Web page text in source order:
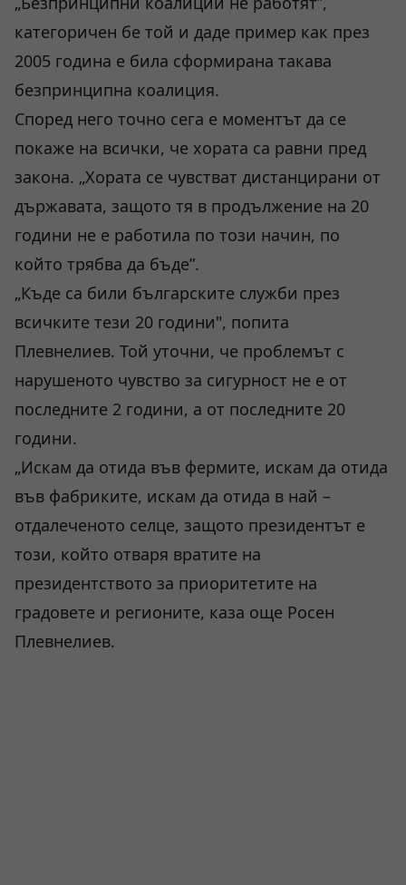
категоричен бе той и даде пример как през
2005 година е била сформирана такава
безпринципна коалиция.
Според него точно сега е моментът да се
покаже на всички, че хората са равни пред
закона. „Хората се чувстват дистанцирани от
държавата, защото тя в продължение на 20
години не е работила по този начин, по
който трябва да бъде”.
„Къде са били българските служби през
всичките тези 20 години", попита
Плевнелиев. Той уточни, че проблемът с
нарушеното чувство за сигурност не е от
последните 2 години, а от последните 20
години.
„Искам да отида във фермите, искам да отида
във фабриките, искам да отида в най –
отдалеченото селце, защото президентът е
този, който отваря вратите на
президентството за приоритетите на
градовете и регионите, каза още Росен
Плевнелиев.